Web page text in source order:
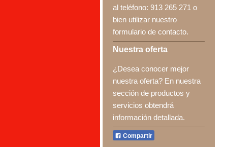
al teléfono: 913 265 271 o
bien utilizar nuestro
formulario de contacto.
Nuestra oferta
¿Desea conocer mejor
nuestra oferta? En nuestra
sección de productos y
servicios obtendrá
información detallada.
Compartir